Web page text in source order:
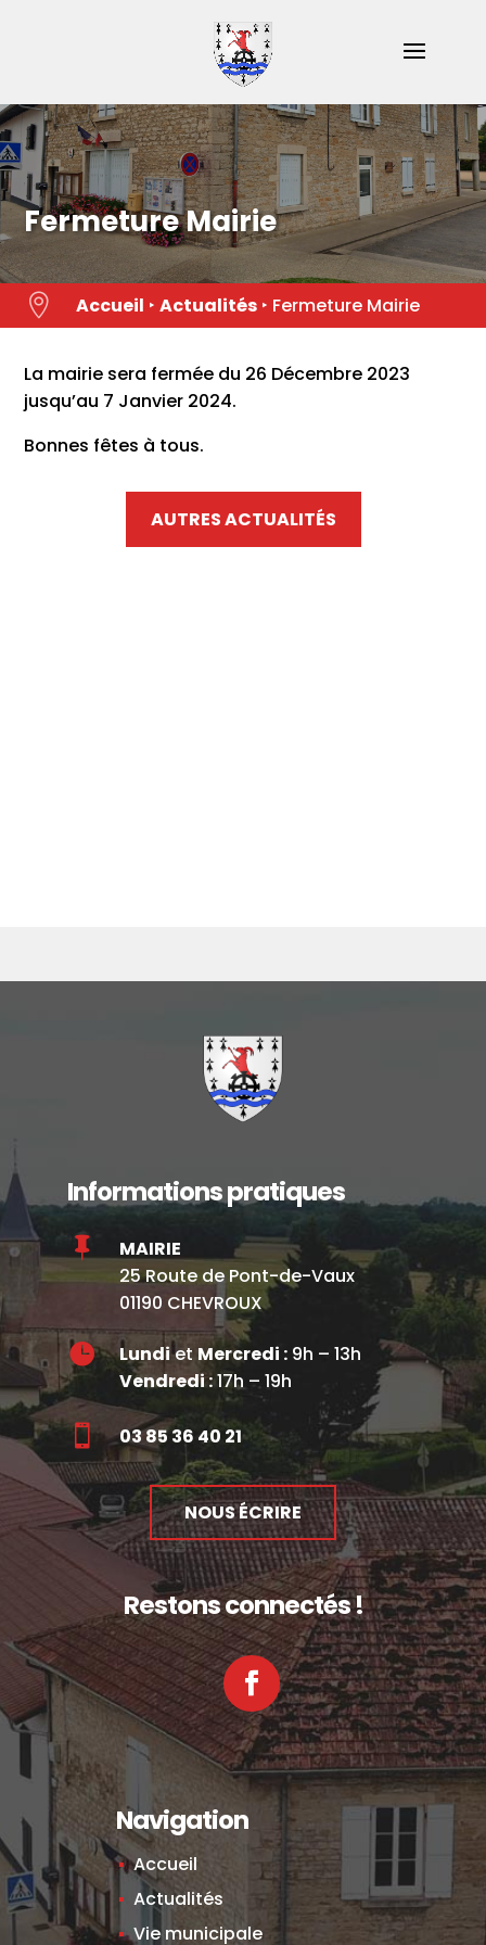
Fermeture Mairie
 Accueil ‣ Actualités‣ Fermeture Mairie
La mairie sera fermée du 26 Décembre 2023
jusqu’au 7 Janvier 2024.
Bonnes fêtes à tous.
AUTRES ACTUALITÉS
Informations pratiques

MAIRIE
25 Route de Pont-de-Vaux
01190 CHEVROUX
 Lundiet Mercredi :9h – 13h
Vendredi :17h – 19h
 03 85 36 40 21
NOUS ÉCRIRE
Restons connectés !
Facebook
Navigation
Accueil
Actualités
Vie municipale